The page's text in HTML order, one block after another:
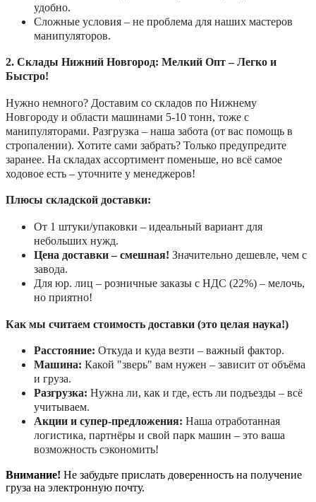
удобно.
Сложные условия – не проблема для наших мастеров
манипуляторов.
2. Склады Нижний Новгород: Мелкий Опт – Легко и
Быстро!
Нужно немного? Доставим со складов по Нижнему
Новгороду и области машинами 5-10 тонн, тоже с
манипуляторами. Разгрузка – наша забота (от вас помощь в
стропалении). Хотите сами забрать? Только предупредите
заранее. На складах ассортимент поменьше, но всё самое
ходовое есть – уточните у менеджеров!
Плюсы складской доставки:
От 1 штуки/упаковки – идеальный вариант для
небольших нужд.
Цена доставки – смешная! Значительно дешевле, чем с
завода.
Для юр. лиц – розничные заказы с НДС (22%) – мелочь,
но приятно!
Как мы считаем стоимость доставки (это целая наука!)
Расстояние: Откуда и куда везти – важный фактор.
Машина: Какой "зверь" вам нужен – зависит от объёма
и груза.
Разгрузка: Нужна ли, как и где, есть ли подъезды – всё
учитываем.
Акции и супер-предложения: Наша отработанная
логистика, партнёры и свой парк машин – это ваша
возможность сэкономить!
Внимание! Не забудьте прислать доверенность на получение
груза на электронную почту.